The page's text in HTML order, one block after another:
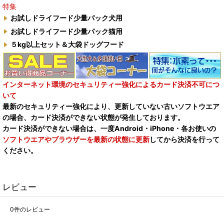
特集
お試しドライフード少量パック犬用
お試しドライフード少量パック猫用
５kg以上セット＆大袋ドッグフード
インターネット環境のセキュリティー強化によるカード決済不可につ
いて
最新のセキュリティー強化により、更新していない古いソフトウエア
の場合、カード決済ができない状態が発生しております。
カード決済ができない場合は、一度Android・iPhone・各お使いの
ソフトウエアやブラウザーを最新の状態に更新してから決済を行って
ください。
レビュー
0件のレビュー